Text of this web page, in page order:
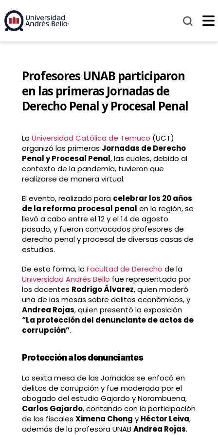
Profesores UNAB participaron
en las primeras Jornadas de
Derecho Penal y Procesal Penal
LaUniversidad Católica de Temuco (UCT)
organizó las primeras Jornadas de Derecho
Penal y Procesal Penal, las cuales, debido al
contexto de la pandemia, tuvieron que
realizarse de manera virtual.
El evento, realizado para celebrar los 20 años
de la reforma procesal penal en la región, se
llevó a cabo entre el 12 y el 14 de agosto
pasado, y fueron convocados profesores de
derecho penal y procesal de diversas casas de
estudios.
De esta forma, laFacultad de Derecho de la
Universidad Andrés Bello fue representada por
los docentes Rodrigo Álvarez, quien moderó
una de las mesas sobre delitos económicos, y
Andrea Rojas, quien presentó la exposición
“La protección del denunciante de actos de
corrupción”.
Protección a los denunciantes
La sexta mesa de las Jornadas se enfocó en
delitos de corrupción y fue moderada por el
abogado del estudio Gajardo y Norambuena,
Carlos Gajardo, contando con la participación
de los fiscales Ximena Chong y Héctor Leiva,
además de la profesora UNAB Andrea Rojas.